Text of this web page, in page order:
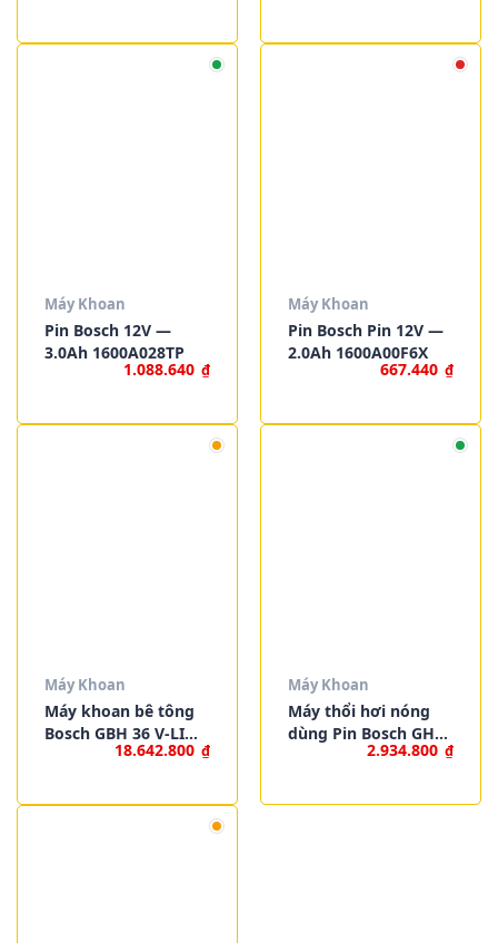
Máy Khoan
Pin Bosch 12V —
3.0Ah 1600A028TP
1.088.640 ₫
Máy Khoan
Pin Bosch Pin 12V —
2.0Ah 1600A00F6X
667.440 ₫
Máy Khoan
Máy khoan bê tông
Bosch GBH 36 V-LI
18.642.800 ₫
Máy Khoan
Máy thổi hơi nóng
dùng Pin Bosch GHG
18V-50 (SOLO)2.934.800 ₫